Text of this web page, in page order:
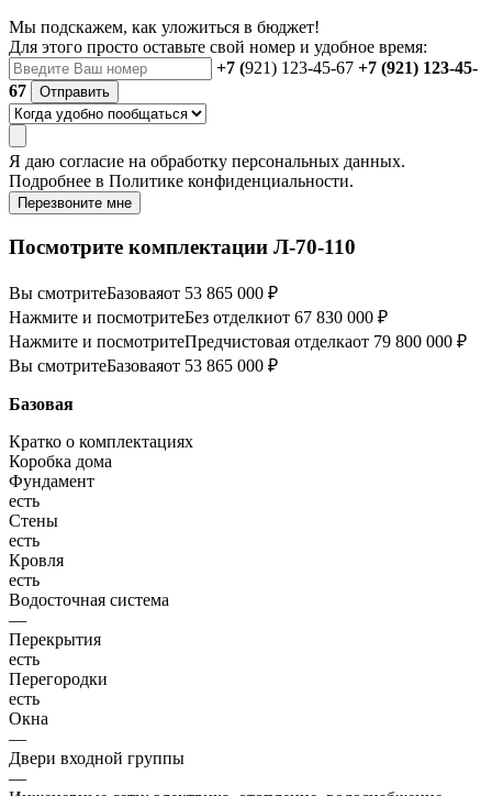
Мы подскажем, как уложиться в бюджет!
Для этого просто оставьте свой номер и удобное время:
+7 (921) 123-45-67 +7 (921) 123-45-
67
Отправить
Я даю согласие на обработку персональных данных.
Подробнее в Политике конфиденциальности.
Перезвоните мне
Посмотрите комплектации Л-70-110
Вы смотритеБазоваяот 53 865 000 ₽
Нажмите и посмотритеБез отделкиот 67 830 000 ₽
Нажмите и посмотритеПредчистовая отделкаот 79 800 000 ₽
Вы смотритеБазоваяот 53 865 000 ₽
Базовая
Кратко о комплектациях
Коробка дома
Фундамент
есть
Стены
есть
Кровля
есть
Водосточная система
—
Перекрытия
есть
Перегородки
есть
Окна
—
Двери входной группы
—